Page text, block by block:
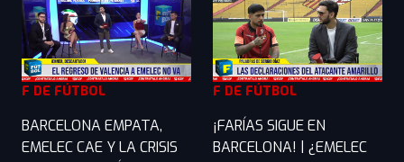
F DE FÚTBOL
BARCELONA EMPATA,
EMELEC CAE Y LA CRISIS
F DE FÚTBOL
¡FARÍAS SIGUE EN
BARCELONA! | ¿EMELEC